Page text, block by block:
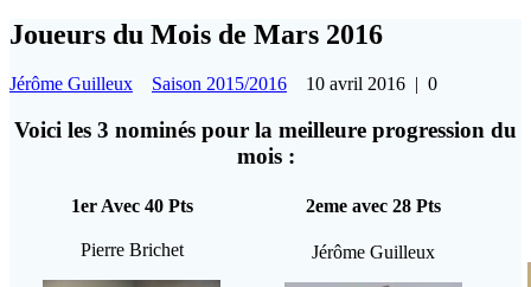
Joueurs du Mois de Mars 2016
Jérôme Guilleux Saison 2015/2016 10 avril 2016 | 0
Voici les 3 nominés pour la meilleure progression du
mois :
1er Avec 40 Pts 2eme avec 28 Pts
Pierre Brichet Jérôme Guilleux